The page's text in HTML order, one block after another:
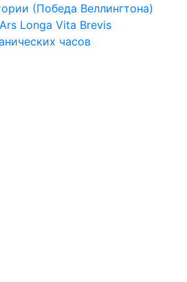
(Победа Веллингтона)
Longa Vita Brevis
часов